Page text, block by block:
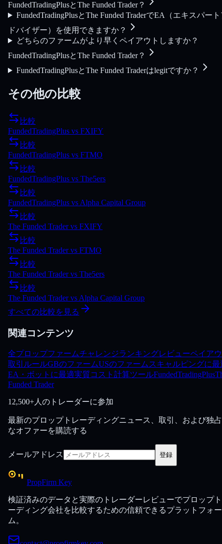
FundedTradingPlusとThe Funded Trader？
FundedTradingPlusとThe Funded TraderでEA（エキスパー
ドバイザー）を使用できますか？
どちらのファームがより早くペイアウトしますか？
FundedTradingPlusとThe Funded Trader？
FundedTradingPlusとThe Funded Traderはlegitですか？
その他の比較
比較
FundedTradingPlus vs FXIFY
比較
FundedTradingPlus vs FTMO
比較
FundedTradingPlus vs The5ers
比較
FundedTradingPlus vs Alpha Capital Group
比較
The Funded Tradervs FXIFY
比較
The Funded Tradervs FTMO
比較
The Funded Tradervs The5ers
比較
The Funded Tradervs Alpha Capital Group
すべての比較を見る
関連コンテンツ
全プロップファームチャレンジランキングレビューペイア
取引ルールGBのファームUSのファーム スキャルピングに最
EA・ボットに最適実質コスト計算ツールFundedTradingPlus
Funded Trader
12,500+人のトレーダーに参加
最新のプロップトレーディングニュース、取引、および独
なオファーを購読する
メールアドレス 登録
PropFirm Key
検証済みのデータと実際のトレーダーレビューでプロップ
ーディング会社を比較するための信頼できるプラットフォー
ム。